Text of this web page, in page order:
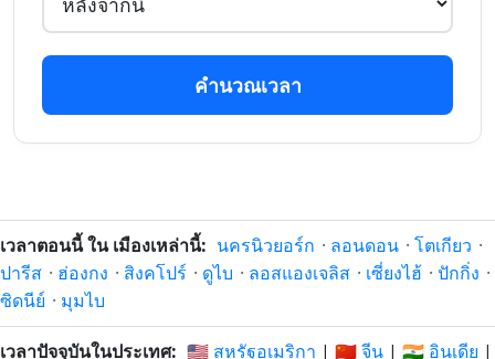
324 วัน
17/9/25 27/6/27
ที่แล้ว
325 วัน
หลังจากนี้
327 วัน
ที่แล้ว
14/9/25
327 วัน
หลังจากนี้
30/6/27
328 วัน
ที่แล้ว
13/9/25
หลังจากนี้
1/7/27
คำนวณเวลา
เวลาตอนนี้ ใน เมืองเหล่านี้: นครนิวยอร์ก · ลอนดอน · โตเกียว ·
ปารีส · ฮ่องกง · สิงคโปร์ · ดูไบ · ลอสแองเจลิส · เซี่ยงไฮ้ · ปักกิ่ง ·
ซิดนีย์ · มุมไบ
เวลาปัจจุบันในประเทศ: 🇺🇸 สหรัฐอเมริกา | 🇨🇳 จีน | 🇮🇳 อินเดีย |